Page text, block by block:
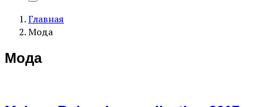
Главная
Мода
Мода